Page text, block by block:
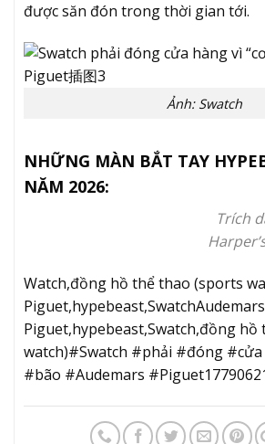
được săn đón trong thời gian tới.
Ảnh: Swatch
NHỮNG MÀN BẮT TAY
NĂM 2026:
Trích
Watch,đồng hồ thể thao (sports
Piguet,hypebeast,SwatchAudemars
Piguet,hypebeast,Swatch,đồng
watch)#Swatch #phải #đóng
#bão #Audemars